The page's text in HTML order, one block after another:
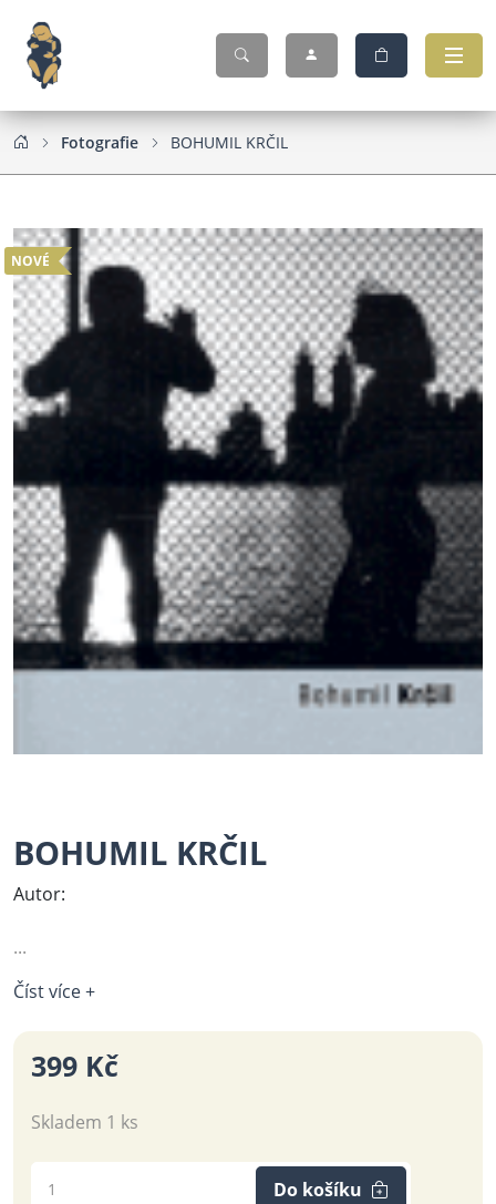
Fotografie BOHUMIL KRČIL
NOVÉ
BOHUMIL KRČIL
Autor:
...
Číst více +
399 Kč
Skladem 1 ks
Do košíku